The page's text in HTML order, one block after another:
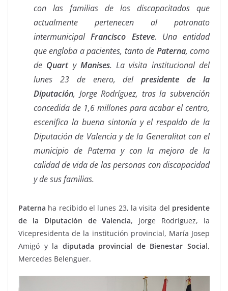
con las familias de los discapacitados que
actualmente pertenecen al patronato
intermunicipalFrancisco Esteve. Una entidad
que engloba a pacientes, tanto de Paterna, como
de Quarty Manises.La visita institucional del
lunes 23 de enero, delpresidente de la
Diputación, Jorge Rodríguez, tras la subvención
concedida de 1,6 millones para acabar el centro,
escenifica la buena sintonía y el respaldo de la
Diputación de Valencia y de la Generalitat con el
municipio de Paterna y con la mejora de la
calidad de vida de las personas con discapacidad
y de sus familias.
Paterna ha recibido el lunes 23, la visita del presidente
de la Diputación de Valencia, Jorge Rodríguez, la
Vicepresidenta de la institución provincial, María Josep
Amigó y la diputada provincial de Bienestar Social,
Mercedes Belenguer.